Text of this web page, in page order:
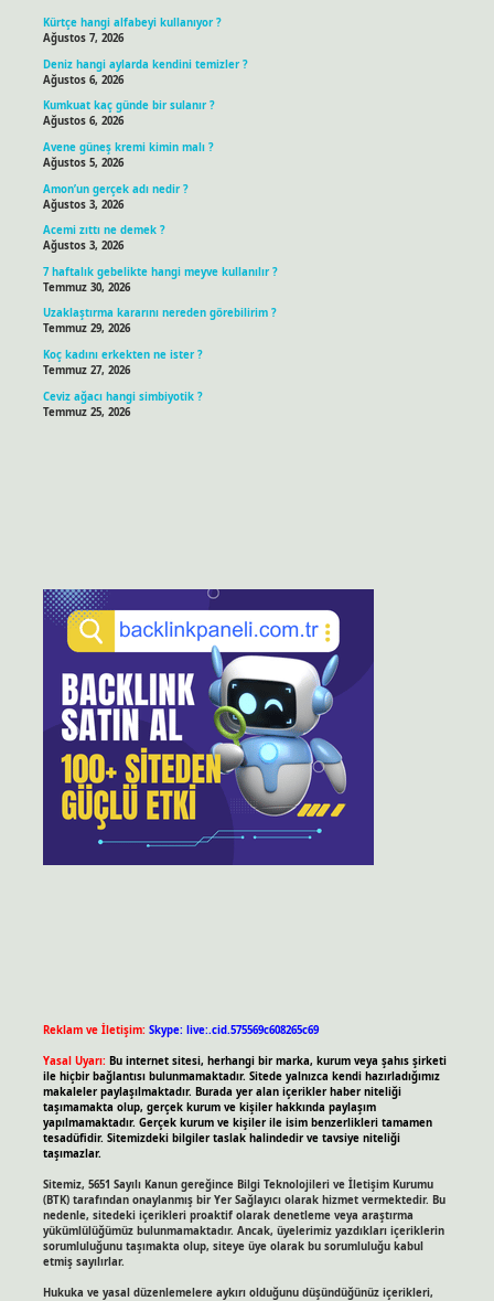
Kürtçe hangi alfabeyi kullanıyor ?
Ağustos 7, 2026
Deniz hangi aylarda kendini temizler ?
Ağustos 6, 2026
Kumkuat kaç günde bir sulanır ?
Ağustos 6, 2026
Avene güneş kremi kimin malı ?
Ağustos 5, 2026
Amon’un gerçek adı nedir ?
Ağustos 3, 2026
Acemi zıttı ne demek ?
Ağustos 3, 2026
7 haftalık gebelikte hangi meyve kullanılır ?
Temmuz 30, 2026
Uzaklaştırma kararını nereden görebilirim ?
Temmuz 29, 2026
Koç kadını erkekten ne ister ?
Temmuz 27, 2026
Ceviz ağacı hangi simbiyotik ?
Temmuz 25, 2026
Reklam ve İletişim: Skype: live:.cid.575569c608265c69
Yasal Uyarı: Bu internet sitesi, herhangi bir marka, kurum veya şahıs şirketi
ile hiçbir bağlantısı bulunmamaktadır. Sitede yalnızca kendi hazırladığımız
makaleler paylaşılmaktadır. Burada yer alan içerikler haber niteliği
taşımamakta olup, gerçek kurum ve kişiler hakkında paylaşım
yapılmamaktadır. Gerçek kurum ve kişiler ile isim benzerlikleri tamamen
tesadüfidir. Sitemizdeki bilgiler taslak halindedir ve tavsiye niteliği
taşımazlar.
Sitemiz, 5651 Sayılı Kanun gereğince Bilgi Teknolojileri ve İletişim Kurumu
(BTK) tarafından onaylanmış bir Yer Sağlayıcı olarak hizmet vermektedir. Bu
nedenle, sitedeki içerikleri proaktif olarak denetleme veya araştırma
yükümlülüğümüz bulunmamaktadır. Ancak, üyelerimiz yazdıkları içeriklerin
sorumluluğunu taşımakta olup, siteye üye olarak bu sorumluluğu kabul
etmiş sayılırlar.
Hukuka ve yasal düzenlemelere aykırı olduğunu düşündüğünüz içerikleri,